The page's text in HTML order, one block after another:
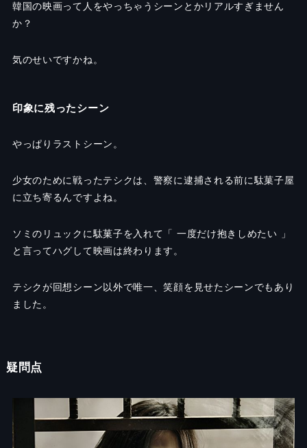
韓国の映画って人をやっちゃうシーンとかリアルすぎません
か？
気のせいですかね。
印象に残ったシーン
やっぱりラストシーン。
少女のために戦ったテシクは、警察に逮捕される前に駄菓子屋
に立ち寄るんですよね。
ソミのリュックに駄菓子を入れて「 一度だけ抱きしめたい 」
と言ってハグして映画は終わります。
テシクが回想シーン以外で唯一、笑顔を見せたシーンでもあり
ました。
疑問点